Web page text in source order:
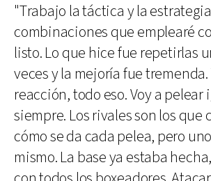
"Trabajo la táctica y la
combinaciones que emplearé
listo. Lo que hice fue repetirlas
veces y la mejoría fue
reacción, todo eso. Voy a pelear
siempre. Los rivales son los que
cómo se da cada pelea, pero
mismo. La base ya estaba